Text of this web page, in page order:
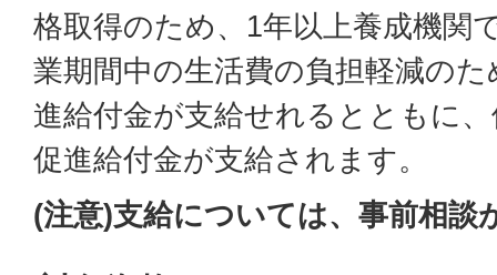
格取得のため、1年以上養成機関
業期間中の生活費の負担軽減の
進給付金が支給せれるとともに
促進給付金が支給されます。
(注意)支給については、事前相談